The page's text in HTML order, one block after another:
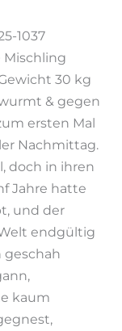
1037
Mischling
30 kg
& gegen
ersten Mal
Nachmittag.
doch in ihren
Jahre hatte
und der
endgültig
geschah
kaum